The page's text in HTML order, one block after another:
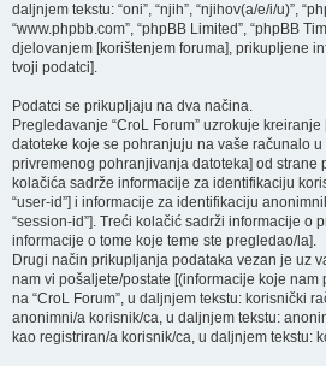
daljnjem tekstu: “oni”, “njih”, “njihov(a/e/i/u)”,
“www.phpbb.com”, “phpBB Limited”, “phpBB
djelovanjem [korištenjem foruma], prikupljene
tvoji podatci].
Podatci se prikupljaju na dva načina.
Pregledavanje “CroL Forum” uzrokuje
datoteke koje se pohranjuju na vaše računalo
privremenog pohranjivanja datoteka] od strane
kolačića sadrže informacije za identifikaciju
“user-id”] i informacije za identifikaciju
“session-id”]. Treći kolačić sadrži informacije o
informacije o tome koje teme ste pregledao/la].
Drugi način prikupljanja podataka vezan je uz
nam vi pošaljete/postate [(informacije koje
na “CroL Forum”, u daljnjem tekstu: korisnički
anonimni/a korisnik/ca, u daljnjem tekstu:
kao registriran/a korisnik/ca, u daljnjem tekstu: